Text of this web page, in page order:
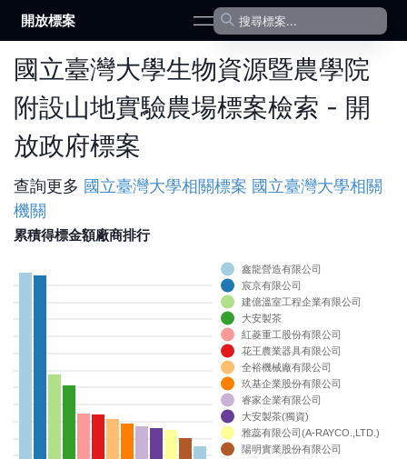
開放標案 open navigation menu
國立臺灣大學生物資源暨農學院
附設山地實驗農場標案檢索 - 開
放政府標案
查詢更多 國立臺灣大學相關標案 國立臺灣大學相關
機關
累積得標金額廠商排行
鑫龍營造有限公司
宸京有限公司
建億溫室工程企業有限公司
大安製茶
紅菱重工股份有限公司
花王農業器具有限公司
全裕機械廠有限公司
玖基企業股份有限公司
睿家企業有限公司
大安製茶(獨資)
雅蕊有限公司(A-RAYCO.,LTD.)
陽明實業股份有限公司